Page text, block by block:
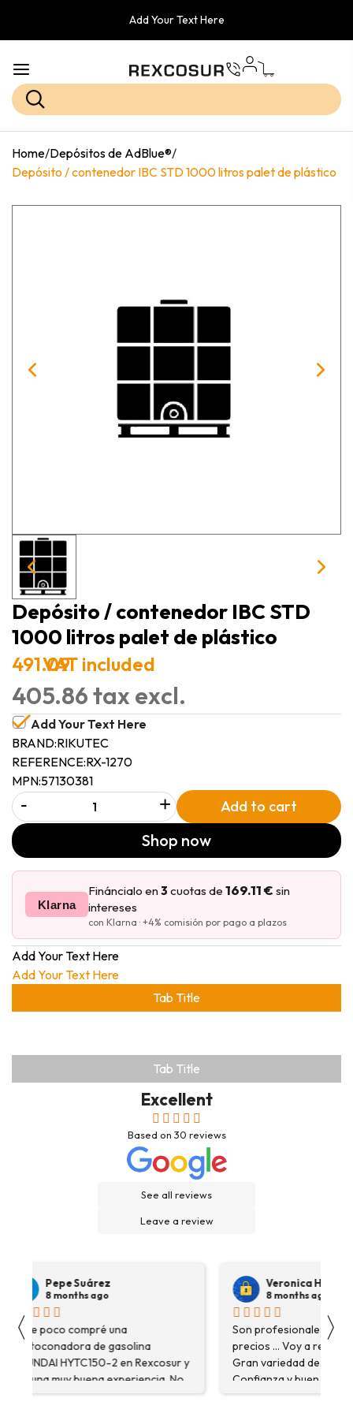
Add Your Text Here
Home/Depósitos de AdBlue®/
Depósito / contenedor IBC STD 1000 litros palet de plástico
Depósito / contenedor IBC STD
1000 litros palet de plástico
491.09VAT included
405.86 tax excl.
Add Your Text Here
BRAND:RIKUTEC
REFERENCE:RX-1270
MPN:57130381
- + Add to cart
Shop now
Klarna
Fináncialo en3 cuotas de 169.11 € sin
intereses
con Klarna · +4% comisión por pago a plazos
Add Your Text Here
Add Your Text Here
Tab Title
Tab Title
Excellent
Based on 30 reviews
See all reviews
Leave a review
〈
Pepe Suárez
8 months ago
Hace poco compré una
destoconadora de gasolina
HYUNDAI HYTC150-2 en Rexcosur y
fue una muy buena experiencia. No
solo me encontré el producto que
Veronica Hidalgo
8 months ago
Son profesionales ,
precios ... Voy a repetir
Gran variedad de
Confianza y buen servicio.
〉